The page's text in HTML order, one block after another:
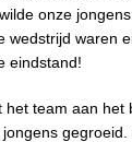
onze
wedstrijd waren
eindstand!
het team aan het